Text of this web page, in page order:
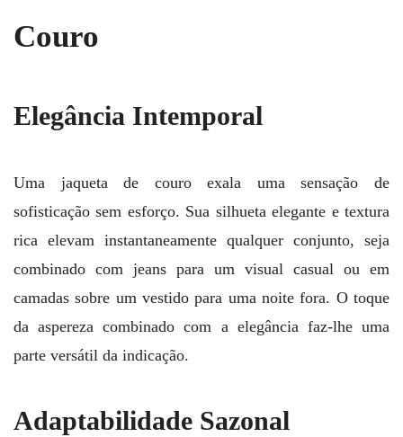
Couro
Elegância Intemporal
Uma jaqueta de couro exala uma sensação de
sofisticação sem esforço. Sua silhueta elegante e textura
rica elevam instantaneamente qualquer conjunto, seja
combinado com jeans para um visual casual ou em
camadas sobre um vestido para uma noite fora. O toque
da aspereza combinado com a elegância faz-lhe uma
parte versátil da indicação.
Adaptabilidade Sazonal